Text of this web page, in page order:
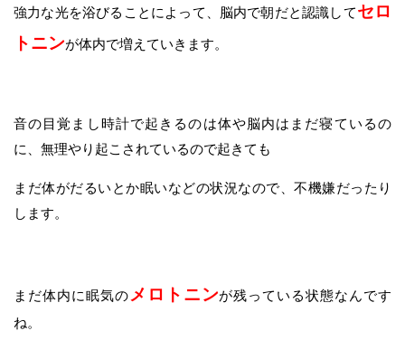
強力な光を浴びることによって、脳内で朝だと認識してセロ
トニンが体内で増えていきます。
音の目覚まし時計で起きるのは体や脳内はまだ寝ているの
に、無理やり起こされているので起きても
まだ体がだるいとか眠いなどの状況なので、不機嫌だったり
します。
まだ体内に眠気の メロトニンが残っている状態なんです
ね。